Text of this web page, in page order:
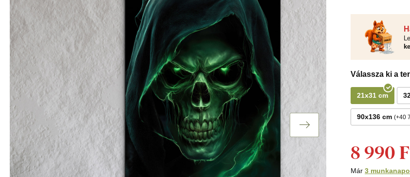
Válassza ki a
21x31 cm
90x136 cm
8 990
Már 3